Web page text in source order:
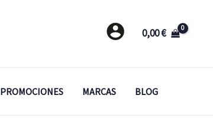
0,00€
PROMOCIONES MARCAS BLOG